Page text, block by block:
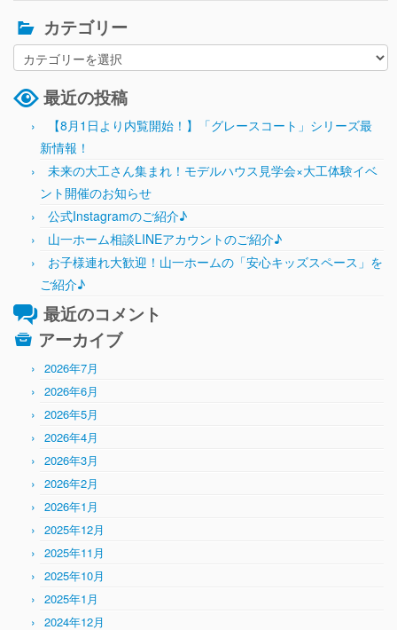
カテゴリー
最近の投稿
【8月1日より内覧開始！】「グレースコート」シリーズ最
新情報！
未来の大工さん集まれ！モデルハウス見学会×大工体験イベ
ント開催のお知らせ
公式Instagramのご紹介♪
山一ホーム相談LINEアカウントのご紹介♪
お子様連れ大歓迎！山一ホームの「安心キッズスペース」を
ご紹介♪
最近のコメント
アーカイブ
2026年7月
2026年6月
2026年5月
2026年4月
2026年3月
2026年2月
2026年1月
2025年12月
2025年11月
2025年10月
2025年1月
2024年12月